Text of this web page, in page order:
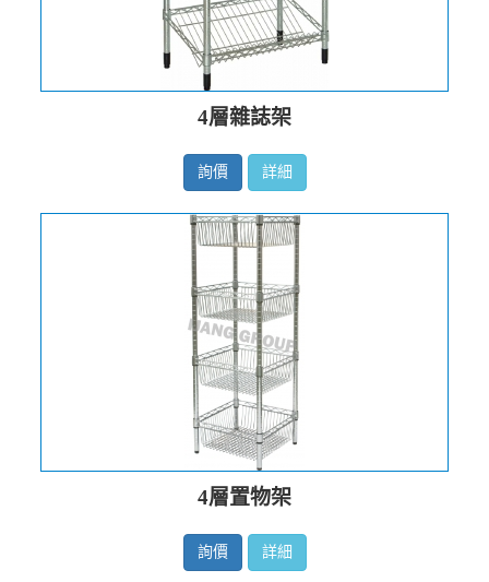
4層雜誌架
詢價 詳細
4層置物架
詢價 詳細